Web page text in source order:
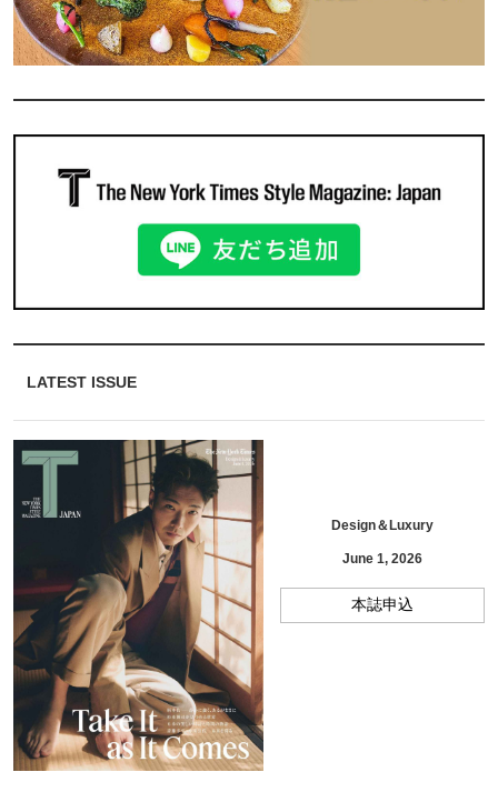
LATEST ISSUE
Design＆Luxury
June 1, 2026
本誌申込